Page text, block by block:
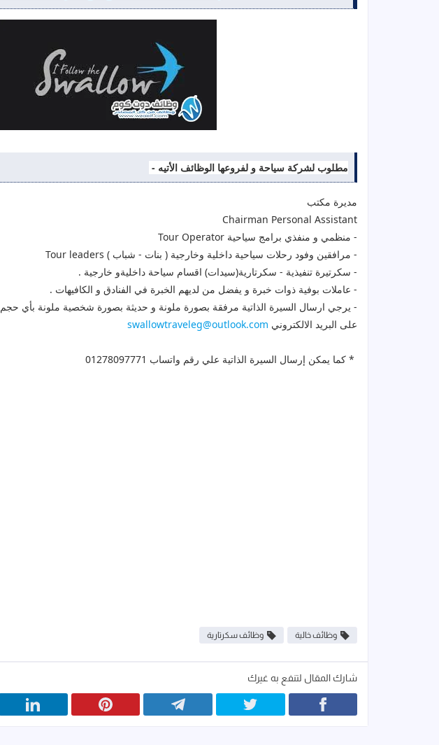
مطلوب لشركة سياحة و لفروعها الوظائف الأتيه -
مديرة مكتب
Chairman Personal Assistant
- منظمي و منفذي برامج سياحية Tour Operator
- مرافقين وفود رحلات سياحية داخلية وخارجية ( بنات - شباب ) Tour leaders
- سكرتيرة تنفيذية - سكرتارية(سيدات) اقسام سياحة داخليةو خارجية .
- عاملات بوفية ذوات خبرة و يفضل من لديهم الخبرة في الفنادق و الكافيهات .
- يرجي ارسال السيرة الذاتية مرفقة بصورة ملونة و حديثة بصورة شخصية ملونة بأي حجم
على البريد الالكتروني swallowtraveleg@outlook.com
* كما يمكن إرسال السيرة الذاتية علي رقم واتساب 01278097771
وظائف خالية وظائف سكرتارية
شارك المقال لتنفع به غيرك